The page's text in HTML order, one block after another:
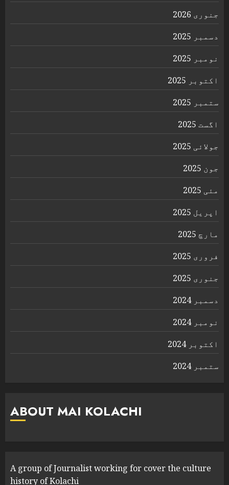
جنوری 2026
دسمبر 2025
نومبر 2025
اکتوبر 2025
ستمبر 2025
اگست 2025
جولائی 2025
جون 2025
مئی 2025
اپریل 2025
مارچ 2025
فروری 2025
جنوری 2025
دسمبر 2024
نومبر 2024
اکتوبر 2024
ستمبر 2024
ABOUT MAI KOLACHI
A group of Journalist working for cover the culture
history of Kolachi